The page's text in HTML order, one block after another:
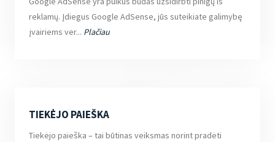
reklamų. Įdiegus Google AdSense, jūs suteikiate galimybę
įvairiems ver... Plačiau
TIEKĖJO PAIEŠKA
Tiekėjo paieška – tai būtinas veiksmas norint pradėti